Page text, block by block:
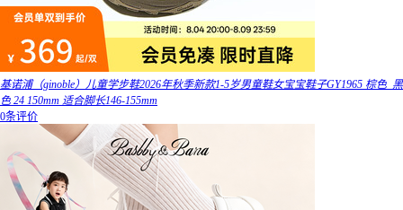
基诺浦（ginoble）儿童学步鞋2026年秋季新款1-5岁男童鞋女宝宝鞋子GY1965 棕色_黑
色 24 150mm 适合脚长146-155mm
0条评价